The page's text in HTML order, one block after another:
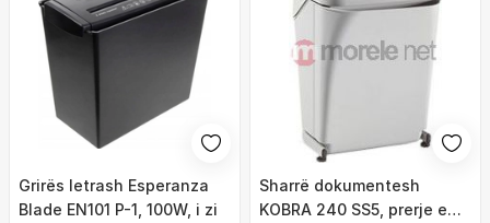
Grirës letrash Esperanza
Blade EN101 P-1, 100W, i zi
Sharrë dokumentesh
KOBRA 240 SS5, prerje e